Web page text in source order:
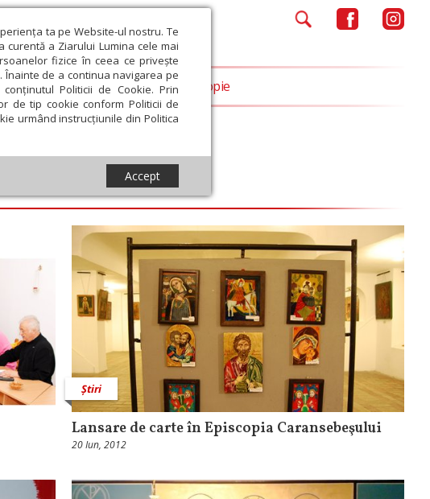
ta pe Website-ul nostru. Te
a Ziarului Lumina cele mai
fizice în ceea ce privește
de a continua navigarea pe
Politicii de Cookie. Prin
de tip cookie conform Politicii de
urmând instrucțiunile din Politica
Accept
Societate Opinii Filantropie
Știri
Lansare de carte în Episcopia Caransebeşului
20 Iun, 2012